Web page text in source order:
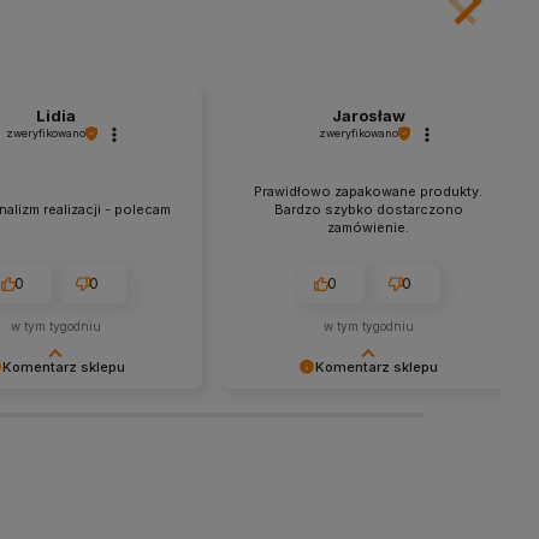
Komentarz sklepu
Dziękujemy raz
Lidia
zweryfikowano
realizacji - polecam
0 0
w tym tygodniu
Komentarz sklepu
Jarosław
zweryfikowano
Prawidłowo zapakowane produkty.
Bardzo szybko dostarczono
zamówienie.
0 0
w tym tygodniu